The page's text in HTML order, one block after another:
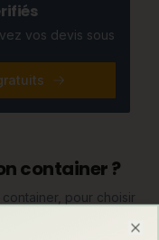
vos devis sous
container ?
pour choisir